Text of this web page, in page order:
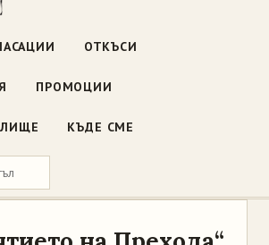
ОТКЪСИ
ПРОМОЦИИ
КЪДЕ СМЕ